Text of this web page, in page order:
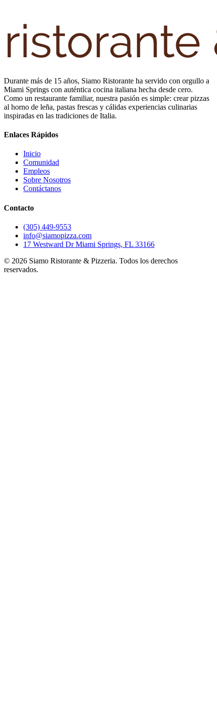
Durante más de 15 años, Siamo Ristorante ha servido con orgullo a
Miami Springs con auténtica cocina italiana hecha desde cero.
Como un restaurante familiar, nuestra pasión es simple: crear pizzas
al horno de leña, pastas frescas y cálidas experiencias culinarias
inspiradas en las tradiciones de Italia.
Enlaces Rápidos
Inicio
Comunidad
Empleos
Sobre Nosotros
Contáctanos
Contacto
(305) 449-9553
info@siamopizza.com
17 Westward Dr Miami Springs, FL 33166
© 2026 Siamo Ristorante & Pizzeria. Todos los derechos
reservados.